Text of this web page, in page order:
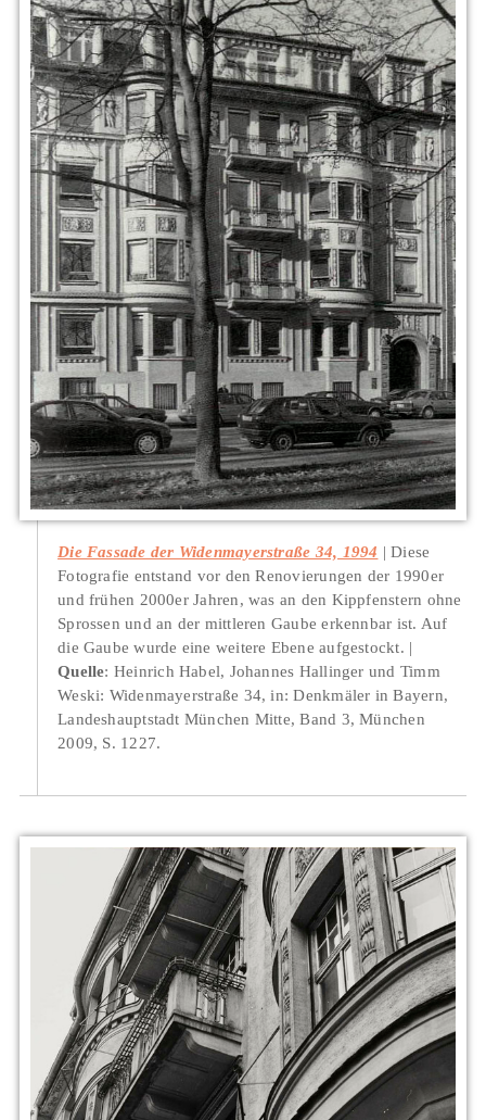
Die Fassade der Widenmayerstraße 34, 1994
Diese
Fotografie entstand vor den Renovierungen der 1990er
und frühen 2000er Jahren, was an den Kippfenstern ohne
Sprossen und an der mittleren Gaube erkennbar ist. Auf
die Gaube wurde eine weitere Ebene aufgestockt.
Quelle: Heinrich Habel, Johannes Hallinger und Timm
Weski: Widenmayerstraße 34, in: Denkmäler in Bayern,
Landeshauptstadt München Mitte, Band 3, München
2009, S. 1227.